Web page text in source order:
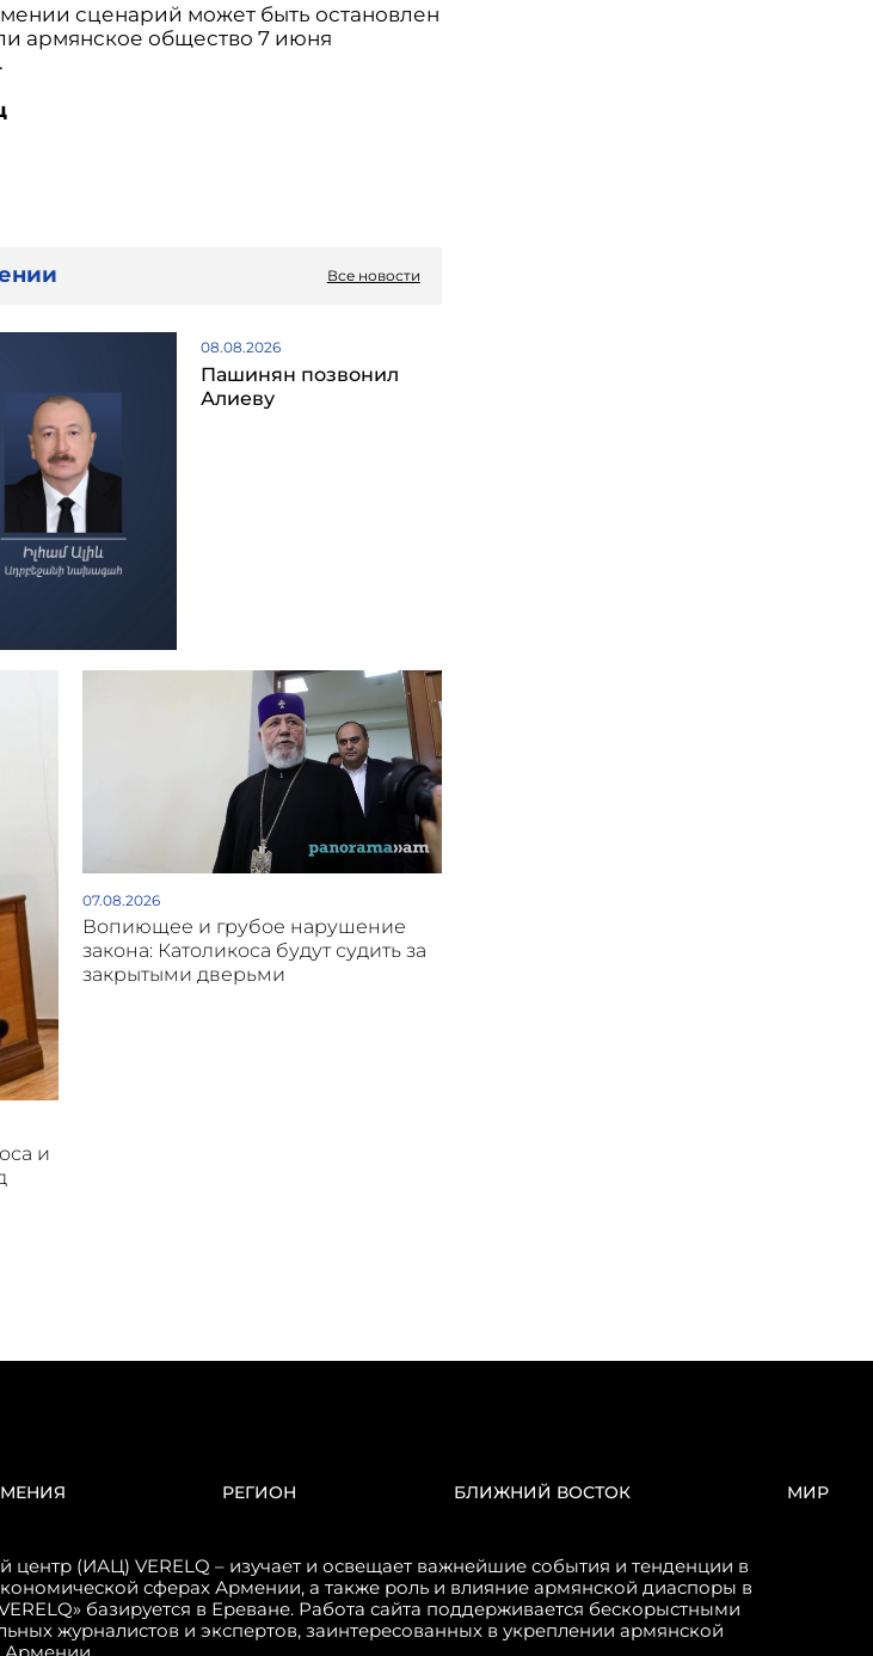
сценарий может быть остановлен
армянское общество 7 июня
Все новости
08.08.2026
Пашинян позвонил
Алиеву
и
07.08.2026
Вопиющее и грубое нарушение
закона: Католикоса будут судить за
закрытыми дверьми
РЕГИОН БЛИЖНИЙ ВОСТОК МИР
(ИАЦ) VERELQ – изучает и освещает важнейшие события и тенденции в
сферах Армении, а также роль и влияние армянской диаспоры в
базируется в Ереване. Работа сайта поддерживается бескорыстными
журналистов и экспертов, заинтересованных в укреплении армянской